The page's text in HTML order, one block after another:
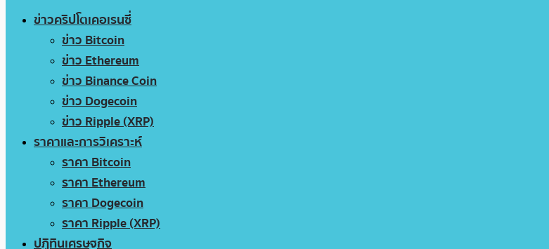
ข่าวคริปโตเคอเรนซี่
ข่าว Bitcoin
ข่าว Ethereum
ข่าว Binance Coin
ข่าว Dogecoin
ข่าว Ripple (XRP)
ราคาและการวิเคราะห์
ราคา Bitcoin
ราคา Ethereum
ราคา Dogecoin
ราคา Ripple (XRP)
ปฏิทินเศรษฐกิจ